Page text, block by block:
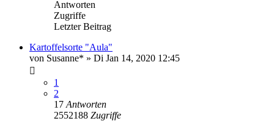
Antworten
Zugriffe
Letzter Beitrag
Kartoffelsorte "Aula"
von Susanne* » Di Jan 14, 2020 12:45
1
2
17 Antworten
2552188 Zugriffe